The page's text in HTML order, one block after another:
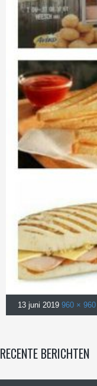
13 juni 2019 960 × 960
RECENTE BERICHTEN